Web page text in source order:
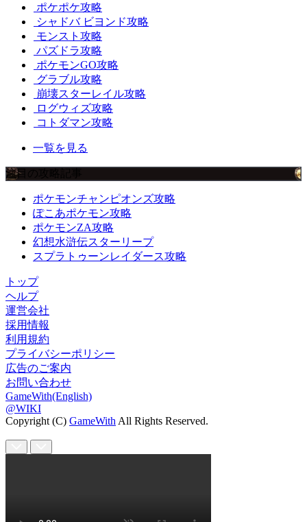
ポケポケ攻略
シャドバ ビヨンド攻略
モンスト攻略
パズドラ攻略
ポケモンGO攻略
グラブル攻略
崩壊スターレイル攻略
ログウィズ攻略
コトダマン攻略
一覧を見る
注目の攻略記事
ポケモンチャンピオンズ攻略
ぽこあポケモン攻略
ポケモンZA攻略
幻想水滸伝スターリープ
スプラトゥーンレイダース攻略
トップ
ヘルプ
運営会社
採用情報
利用規約
プライバシーポリシー
広告のご案内
お問い合わせ
GameWith(English)
@WIKI
Copyright (C) GameWith All Rights Reserved.